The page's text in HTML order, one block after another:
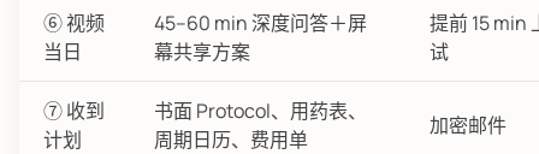
⑥ 视频
当日
45–60 min 深度问答＋屏
幕共享方案
提前 15 min
试
⑦ 收到
计划
书面 Protocol、用药表、
周期日历、费用单
加密邮件